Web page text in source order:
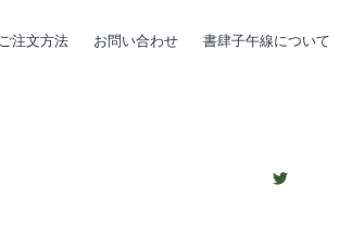
ご注文方法 お問い合わせ 書肆子午線について